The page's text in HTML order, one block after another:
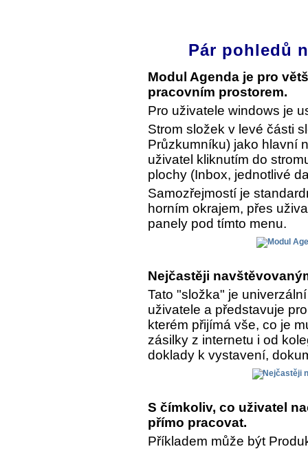
Pár pohledů
Modul Agenda je pro
pracovním prostorem.
Pro uživatele windows je
Strom složek v levé části
Průzkumníku) jako hlavní
uživatel kliknutím do
plochy (Inbox, jednotlivé
Samozřejmostí je
horním okrajem, přes
panely pod tímto menu.
Nejčastěji
Tato "složka" je
uživatele a představuje
kterém přijímá vše, co je
zásilky z internetu i od
doklady k vystavení,
S čímkoliv, co uživatel
přímo pracovat.
Příkladem může být